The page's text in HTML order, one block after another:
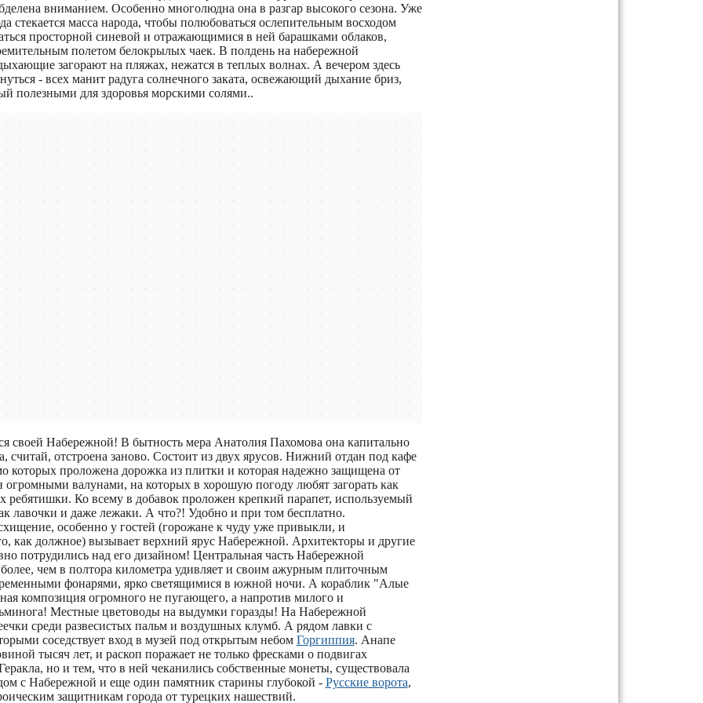
вниманием. Особенно многолюдна она в разгар высокого сезона. Уже
стекается масса народа, чтобы полюбоваться ослепительным восходом
просторной синевой и отражающимися в ней барашками облаков,
полетом белокрылых чаек. В полдень на набережной
загорают на пляжах, нежатся в теплых волнах. А вечером здесь
- всех манит радуга солнечного заката, освежающий дыхание бриз,
полезными для здоровья морскими солями..
своей Набережной! В бытность мера Анатолия Пахомова она капитально
считай, отстроена заново. Состоит из двух ярусов. Нижний отдан под кафе
которых проложена дорожка из плитки и которая надежно защищена от
валунами, на которых в хорошую погоду любят загорать как
ребятишки. Ко всему в добавок проложен крепкий парапет, используемый
лавочки и даже лежаки. А что?! Удобно и при том бесплатно.
особенно у гостей (горожане к чуду уже привыкли, и
как должное) вызывает верхний ярус Набережной. Архитекторы и другие
потрудились над его дизайном! Центральная часть Набережной
чем в полтора километра удивляет и своим ажурным плиточным
фонарями, ярко светящимися в южной ночи. А кораблик "Алые
композиция огромного не пугающего, а напротив милого и
Местные цветоводы на выдумки горазды! На Набережной
среди развесистых пальм и воздушных клумб. А рядом лавки с
соседствует вход в музей под открытым небом Горгиппия. Анапе
тысяч лет, и раскоп поражает не только фресками о подвигах
но и тем, что в ней чеканились собственные монеты, существовала
с Набережной и еще один памятник старины глубокой - Русские ворота,
защитникам города от турецких нашествий.